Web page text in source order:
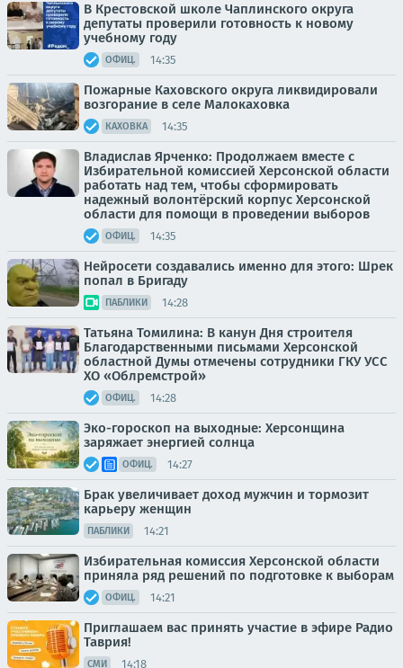
В Крестовской школе Чаплинского округа
депутаты проверили готовность к новому
учебному году
ОФИЦ. 14:35
Пожарные Каховского округа ликвидировали
возгорание в селе Малокаховка
КАХОВКА 14:35
Владислав Ярченко: Продолжаем вместе с
Избирательной комиссией Херсонской области
работать над тем, чтобы сформировать
надежный волонтёрский корпус Херсонской
области для помощи в проведении выборов
ОФИЦ. 14:35
Нейросети создавались именно для этого: Шрек
попал в Бригаду
ПАБЛИКИ 14:28
Татьяна Томилина: В канун Дня строителя
Благодарственными письмами Херсонской
областной Думы отмечены сотрудники ГКУ УСС
ХО «Облремстрой»
ОФИЦ. 14:28
Эко-гороскоп на выходные: Херсонщина
заряжает энергией солнца
ОФИЦ. 14:27
Брак увеличивает доход мужчин и тормозит
карьеру женщин
ПАБЛИКИ 14:21
Избирательная комиссия Херсонской области
приняла ряд решений по подготовке к выборам
ОФИЦ. 14:21
Приглашаем вас принять участие в эфире Радио
Таврия!
СМИ 14:18